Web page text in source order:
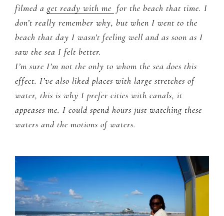
filmed a get ready with me for the beach that time. I
don’t really remember why, but when I went to the
beach that day I wasn’t feeling well and as soon as I
saw the sea I felt better.
I’m sure I’m not the only to whom the sea does this
effect. I’ve also liked places with large stretches of
water, this is why I prefer cities with canals, it
appeases me. I could spend hours just watching these
waters and the motions of waters.